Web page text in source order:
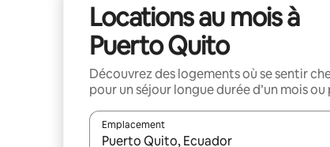
Locations au mois à
Puerto Quito
Découvrez des logements où se sentir
pour un séjour longue durée d’un mois ou
Emplacement
Quand les résultats sont affichés,